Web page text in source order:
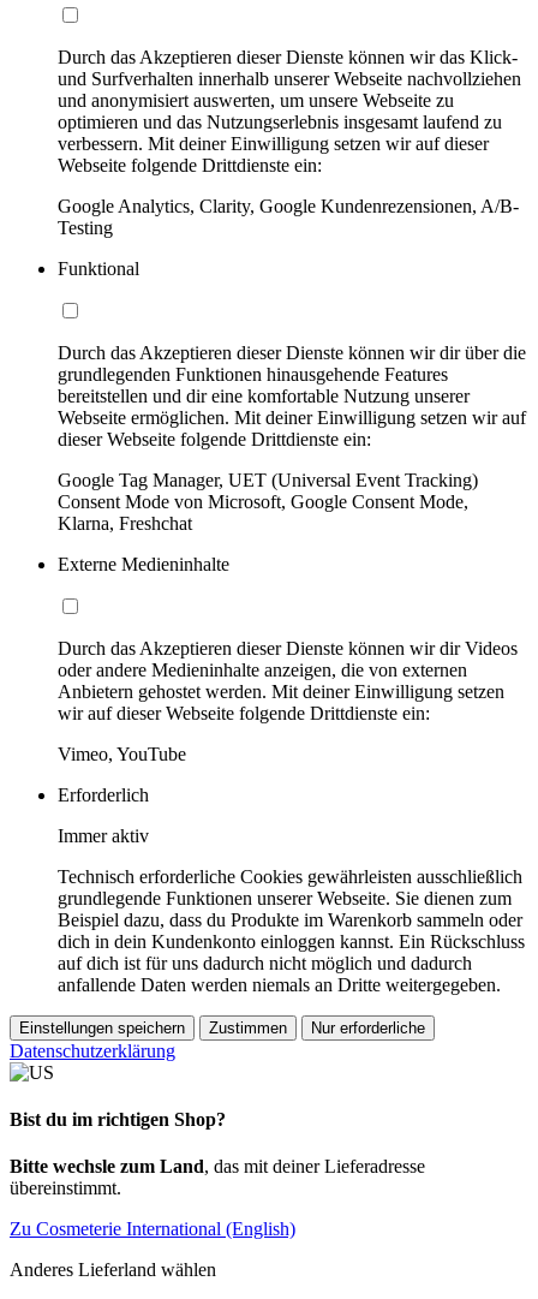
Durch das Akzeptieren dieser Dienste können wir das Klick-
und Surfverhalten innerhalb unserer Webseite nachvollziehen
und anonymisiert auswerten, um unsere Webseite zu
optimieren und das Nutzungserlebnis insgesamt laufend zu
verbessern. Mit deiner Einwilligung setzen wir auf dieser
Webseite folgende Drittdienste ein:
Google Analytics, Clarity, Google Kundenrezensionen, A/B-
Testing
Funktional
Durch das Akzeptieren dieser Dienste können wir dir über die
grundlegenden Funktionen hinausgehende Features
bereitstellen und dir eine komfortable Nutzung unserer
Webseite ermöglichen. Mit deiner Einwilligung setzen wir auf
dieser Webseite folgende Drittdienste ein:
Google Tag Manager, UET (Universal Event Tracking)
Consent Mode von Microsoft, Google Consent Mode,
Klarna, Freshchat
Externe Medieninhalte
Durch das Akzeptieren dieser Dienste können wir dir Videos
oder andere Medieninhalte anzeigen, die von externen
Anbietern gehostet werden. Mit deiner Einwilligung setzen
wir auf dieser Webseite folgende Drittdienste ein:
Vimeo, YouTube
Erforderlich
Immer aktiv
Technisch erforderliche Cookies gewährleisten ausschließlich
grundlegende Funktionen unserer Webseite. Sie dienen zum
Beispiel dazu, dass du Produkte im Warenkorb sammeln oder
dich in dein Kundenkonto einloggen kannst. Ein Rückschluss
auf dich ist für uns dadurch nicht möglich und dadurch
anfallende Daten werden niemals an Dritte weitergegeben.
Einstellungen speichern Zustimmen Nur erforderliche
Datenschutzerklärung
Bist du im richtigen Shop?
Bitte wechsle zum Land, das mit deiner Lieferadresse
übereinstimmt.
Zu Cosmeterie International (English)
Anderes Lieferland wählen